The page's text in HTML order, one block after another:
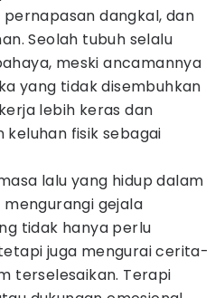
dangkal, dan
Seolah tubuh selalu
meski ancamannya
yang tidak disembuhkan
lebih keras dan
fisik sebagai
lalu yang hidup dalam
mengurangi gejala
tidak hanya perlu
juga mengurai cerita-
terselesaikan. Terapi